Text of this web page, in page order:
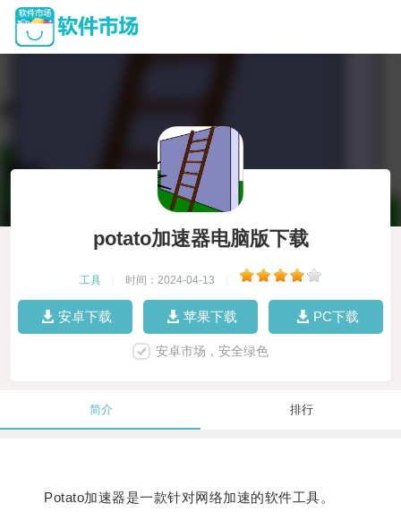
potato加速器电脑版下载
工具 时间：2024-04-13
安卓下载 苹果下载 PC下载
安卓市场，安全绿色
简介 排行
Potato加速器是一款针对网络加速的软件工具。